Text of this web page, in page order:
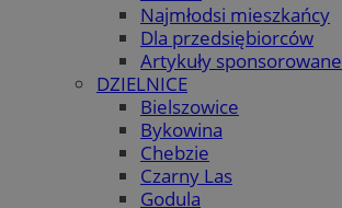
Najmłodsi mieszkańcy
Dla przedsiębiorców
Artykuły sponsorowane
DZIELNICE
Bielszowice
Bykowina
Chebzie
Czarny Las
Godula